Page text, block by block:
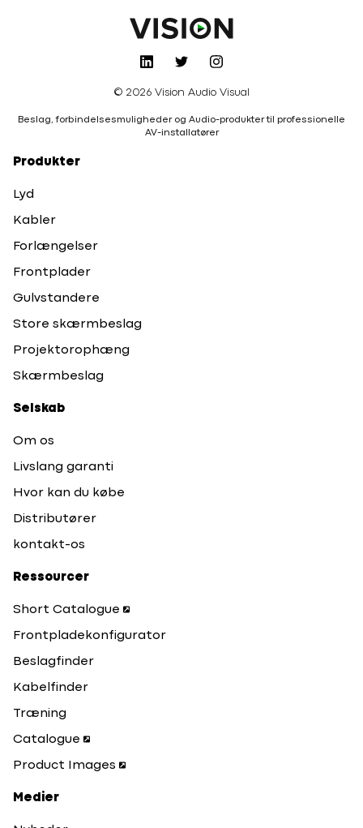
© 2026 Vision Audio Visual
Beslag, forbindelsesmuligheder og Audio-produkter til professionelle
AV-installatører
Produkter
Lyd
Kabler
Forlængelser
Frontplader
Gulvstandere
Store skærmbeslag
Projektorophæng
Skærmbeslag
Selskab
Om os
Livslang garanti
Hvor kan du købe
Distributører
kontakt-os
Ressourcer
Short Catalogue
Frontpladekonfigurator
Beslagfinder
Kabelfinder
Træning
Catalogue
Product Images
Medier